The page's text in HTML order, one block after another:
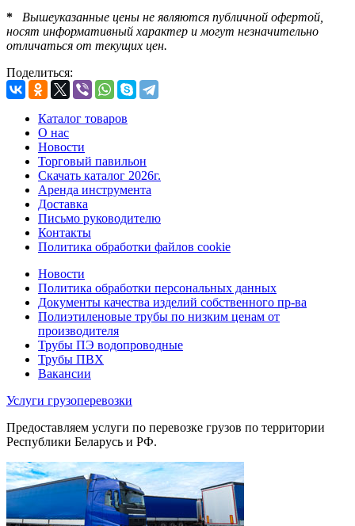
* Вышеуказанные цены не являются публичной офертой,
носят информативный характер и могут незначительно
отличаться от текущих цен.
Поделиться:
Каталог товаров
О нас
Новости
Торговый павильон
Скачать каталог 2026г.
Аренда инструмента
Доставка
Письмо руководителю
Контакты
Политика обработки файлов cookie
Новости
Политика обработки персональных данных
Документы качества изделий собственного пр-ва
Полиэтиленовые трубы по низким ценам от
производителя
Трубы ПЭ водопроводные
Трубы ПВХ
Вакансии
Услуги грузоперевозки
Предоставляем услуги по перевозке грузов по территории
Республики Беларусь и РФ.